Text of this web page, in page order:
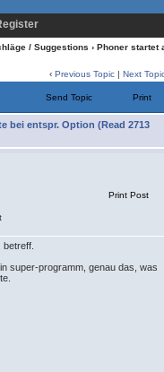
/ Suggestions › Phoner startet
‹ Previous Topic | Next
Send Topic Print
bei entspr. Option (Read 2713
Print Post
super-programm, genau das, was